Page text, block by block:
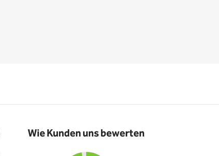
Wie Kunden uns bewerten